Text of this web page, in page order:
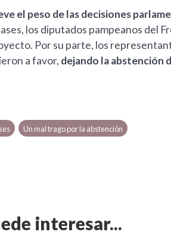
el peso de las decisiones
los diputados pampeanos del
Por su parte, los
a favor, dejando la abstención
Un mal trago por la abstención
interesar...